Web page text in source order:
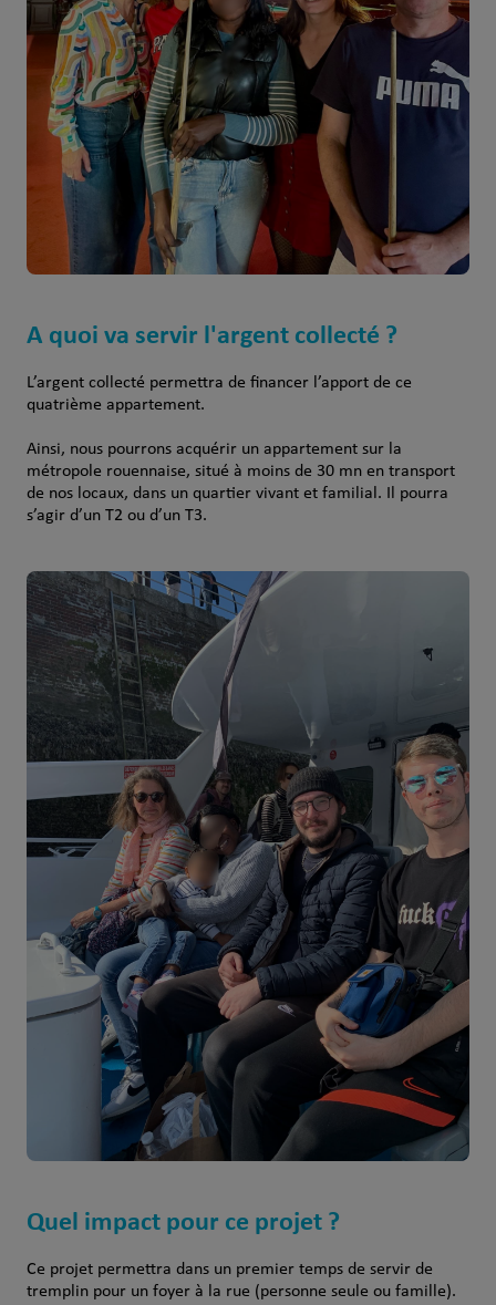
A quoi va servir l'argent collecté ?
L’argent collecté permettra de financer l’apport de ce
quatrième appartement.
Ainsi, nous pourrons acquérir un appartement sur la
métropole rouennaise, situé à moins de 30 mn en transport
de nos locaux, dans un quartier vivant et familial. Il pourra
s’agir d’un T2 ou d’un T3.
Quel impact pour ce projet ?
Ce projet permettra dans un premier temps de servir de
tremplin pour un foyer à la rue (personne seule ou famille).